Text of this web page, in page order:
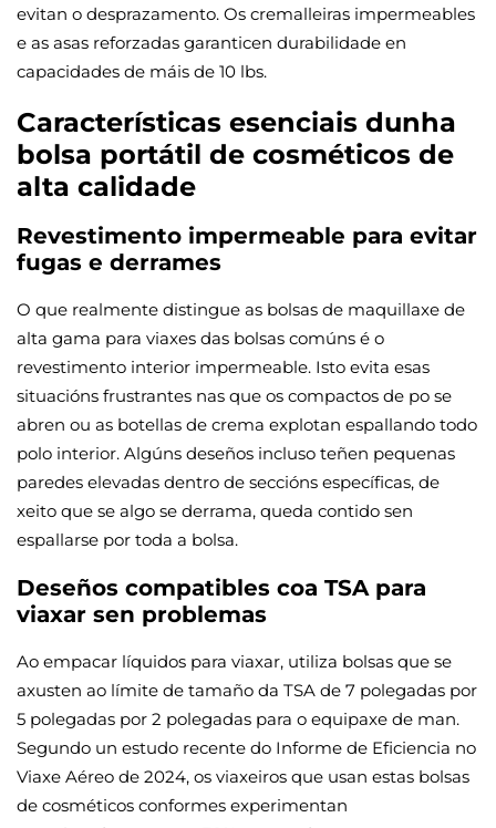
evitan o desprazamento. Os cremalleiras impermeables
e as asas reforzadas garanticen durabilidade en
capacidades de máis de 10 lbs.
Características esenciais dunha
bolsa portátil de cosméticos de
alta calidade
Revestimento impermeable para evitar
fugas e derrames
O que realmente distingue as bolsas de maquillaxe de
alta gama para viaxes das bolsas comúns é o
revestimento interior impermeable. Isto evita esas
situacións frustrantes nas que os compactos de po se
abren ou as botellas de crema explotan espallando todo
polo interior. Algúns deseños incluso teñen pequenas
paredes elevadas dentro de seccións específicas, de
xeito que se algo se derrama, queda contido sen
espallarse por toda a bolsa.
Deseños compatibles coa TSA para
viaxar sen problemas
Ao empacar líquidos para viaxar, utiliza bolsas que se
axusten ao límite de tamaño da TSA de 7 polegadas por
5 polegadas por 2 polegadas para o equipaxe de man.
Segundo un estudo recente do Informe de Eficiencia no
Viaxe Aéreo de 2024, os viaxeiros que usan estas bolsas
de cosméticos conformes experimentan